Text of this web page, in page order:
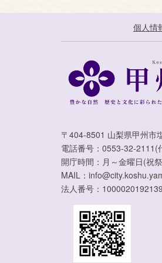
個人情
〒404-8501 山梨県甲州市
電話番号：0553-32-
開庁時間：月～金曜日(祝
MAIL：
法人番号：1000020192139